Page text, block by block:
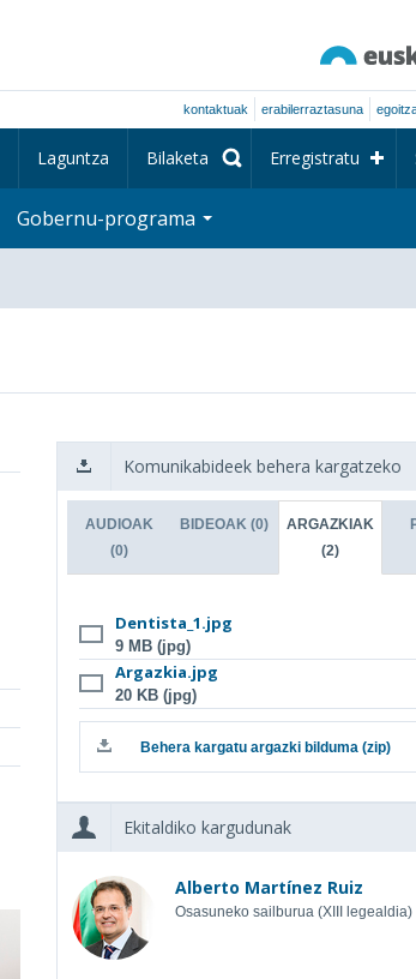
kontaktuak erabilerraztasuna
Laguntza Bilaketa Erregistratu
Gobernu-programa
Komunikabideek behera kargatzeko
AUDIOAK
(0)
BIDEOAK (0)
ARGAZKIAK
(2)
Dentista_1.jpg
9 MB (jpg)
Argazkia.jpg
20 KB (jpg)
Behera kargatu argazki bilduma (zip)
Ekitaldiko kargudunak
Alberto Martínez Ruiz
Osasuneko sailburua (XIII legealdia)